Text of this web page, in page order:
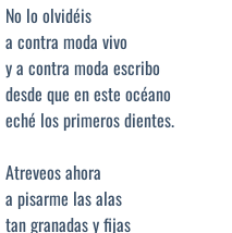
No lo olvidéis
a contra moda vivo
y a contra moda escribo
desde que en este océano
eché los primeros dientes.
Atreveos ahora
a pisarme las alas
tan granadas y fijas